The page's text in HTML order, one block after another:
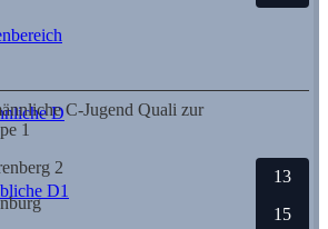
D
D1
C-Jugend Quali zur
1
2
13
15